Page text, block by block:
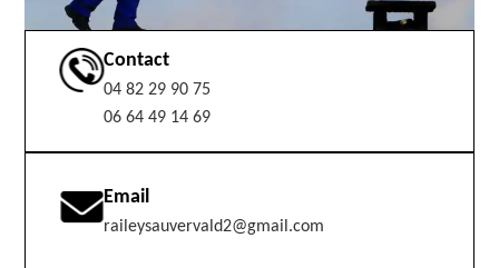
Contact
04 82 29 90 75
06 64 49 14 69
Email
raileysauvervald2@gmail.com